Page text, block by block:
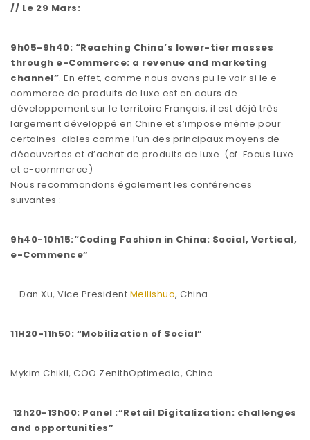
// Le 29 Mars:
9h05-9h40: “Reaching China’s lower-tier masses
through e-Commerce: a revenue and marketing
channel”. En effet, comme nous avons pu le voir si le e-
commerce de produits de luxe est en cours de
développement sur le territoire Français, il est déjà très
largement développé en Chine et s’impose même pour
certaines cibles comme l’un des principaux moyens de
découvertes et d’achat de produits de luxe. (cf. Focus Luxe
et e-commerce)
Nous recommandons également les conférences
suivantes :
9h40-10h15:“Coding Fashion in China: Social, Vertical,
e-Commence”
– Dan Xu, Vice President Meilishuo, China
11H20-11h50: “Mobilization of Social”
Mykim Chikli, COO ZenithOptimedia, China
12h20-13h00: Panel :“Retail Digitalization: challenges
and opportunities”